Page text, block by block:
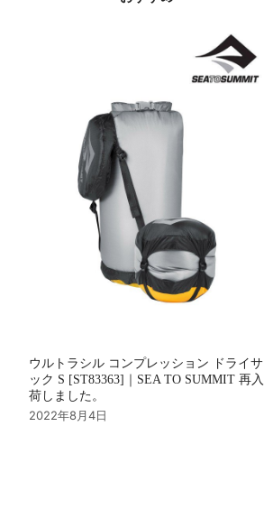
ウルトラシル コンプレッション ドライサ
ック S [ST83363]｜SEA TO SUMMIT 再入
荷しました。
2022年8月4日